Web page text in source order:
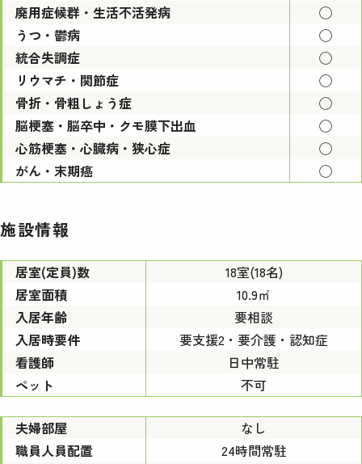
廃用症候群・生活不活発病
◯
うつ・鬱病
◯
統合失調症
◯
リウマチ・関節症
◯
骨折・骨粗しょう症
◯
脳梗塞・脳卒中・クモ膜下出血
◯
心筋梗塞・心臓病・狭心症
◯
がん・末期癌
◯
施設情報
居室(定員)数
18室(18名)
居室面積
10.9㎡
入居年齢
要相談
入居時要件
要支援2・要介護・認知症
看護師
日中常駐
ペット
不可
夫婦部屋
なし
職員人員配置
24時間常駐